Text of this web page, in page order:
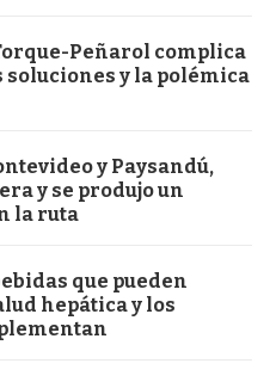
Peñarol complica
soluciones y la polémica
y Paysandú,
y se produjo un
la ruta
que pueden
hepática y los